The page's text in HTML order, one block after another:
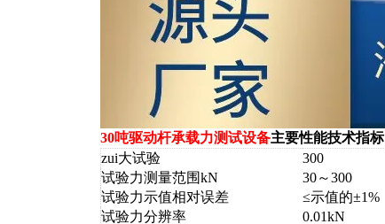
30吨驱动杆承载力测试设备主要性能技术指标
zui大试验
300
试验力测量范围kN
30～300
试验力示值相对误差
≤示值的±1%
试验力分辨率
0.01kN